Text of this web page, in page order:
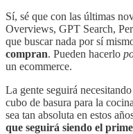
Sí, sé que con las últimas
Overviews, GPT Search,
que buscar nada por sí
compran. Pueden hacerlo
un ecommerce.
La gente seguirá
cubo de basura para la
sea tan absoluta en estos
que seguirá siendo el